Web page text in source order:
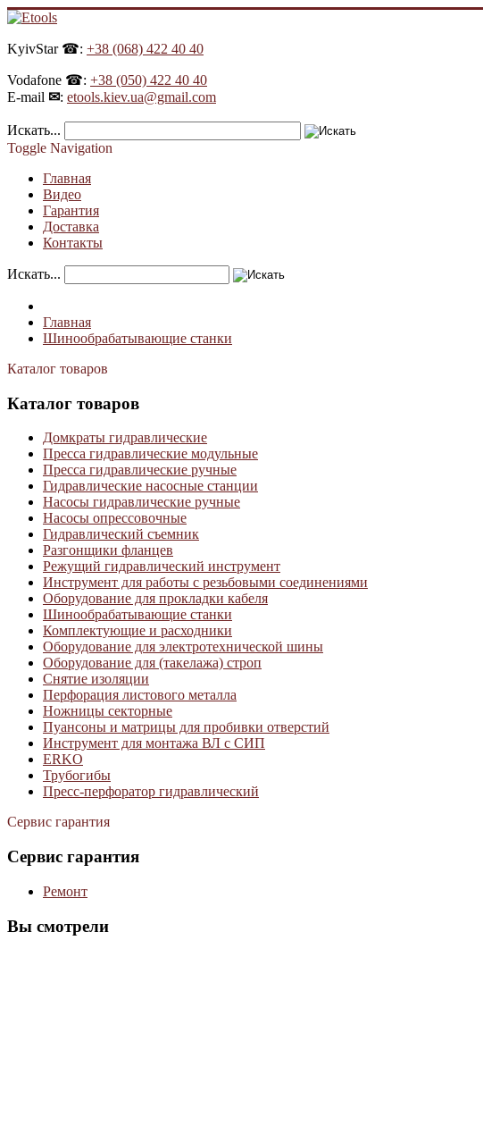
KyivStar ☎: +38 (068) 422 40 40
Vodafone ☎: +38 (050) 422 40 40
E-mail ✉: etools.kiev.ua@gmail.com
Искать...
Toggle Navigation
Главная
Видео
Гарантия
Доставка
Контакты
Искать...
Главная
Шинообрабатывающие станки
Каталог товаров
Каталог товаров
Домкраты гидравлические
Пресса гидравлические модульные
Пресса гидравлические ручные
Гидравлические насосные станции
Насосы гидравлические ручные
Насосы опрессовочные
Гидравлический съемник
Разгонщики фланцев
Режущий гидравлический инструмент
Инструмент для работы с резьбовыми соединениями
Оборудование для прокладки кабеля
Шинообрабатывающие станки
Комплектующие и расходники
Оборудование для электротехнической шины
Оборудование для (такелажа) строп
Снятие изоляции
Перфорация листового металла
Ножницы секторные
Пуансоны и матрицы для пробивки отверстий
Инструмент для монтажа ВЛ с СИП
ERKO
Трубогибы
Пресс-перфоратор гидравлический
Сервис гарантия
Сервис гарантия
Ремонт
Вы смотрели